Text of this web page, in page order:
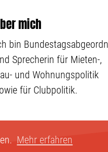
Mehr erfahren
mich
bin
Sprecherin für Mieten-,
und Wohnungspolitik
für Clubpolitik.